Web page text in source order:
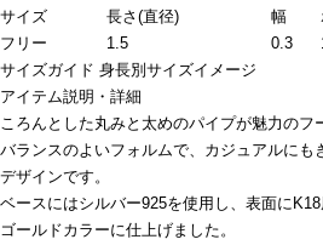
サイズ
長さ(直径) 幅
フリー
1.5 0.3
サイズガイド 身長別サイズイメージ
アイテム説明・詳細
ころんとした丸みと太めのパイプが魅力のフ
バランスのよいフォルムで、カジュアルにも
デザインです。
ベースにはシルバー925を使用し、表面に
ゴールドカラーに仕上げました。